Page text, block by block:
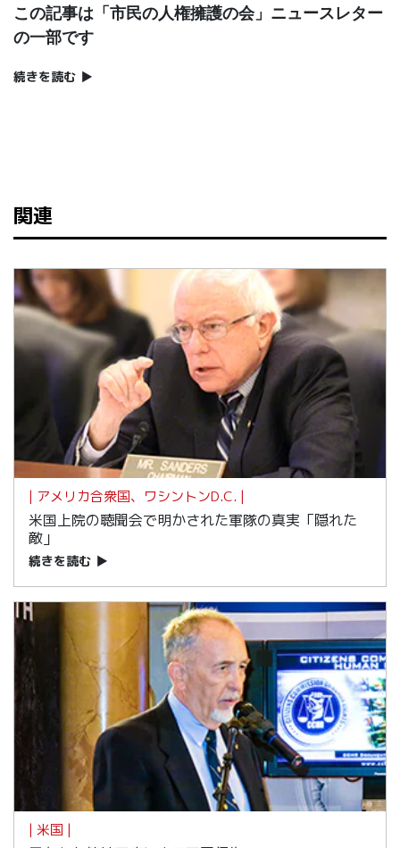
この記事は「市民の人権擁護の会」ニュースレター
の一部です
続きを読む ▶
関連
| アメリカ合衆国、ワシントンD.C. |
米国上院の聴聞会で明かされた軍隊の真実「隠れた
敵」
続きを読む ▶
| 米国 |